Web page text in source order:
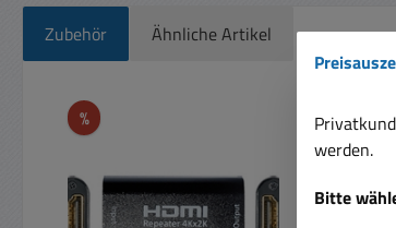
Zubehör Ähnliche Artikel
Produktgalerie überspringen
%Rabatt
Nur
%
werden.
Bitte